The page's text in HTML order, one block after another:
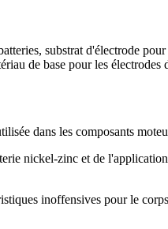
substrat d'électrode
de base pour les électrodes
dans les composants
nickel-zinc et de
inoffensives pour le